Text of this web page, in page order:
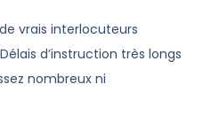
vrais interlocuteurs
d’instruction très longs
nombreux ni